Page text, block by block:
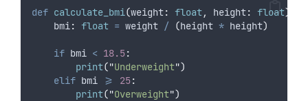
def calculate_bmi(weight: float, height: float):
    bmi
: float = weight / (height * height)
if bmi < 18.5:
print("Underweight")
elif bmi >= 25:
print("Overweight")